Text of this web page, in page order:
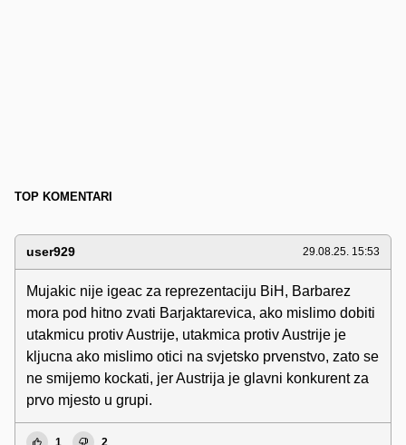
TOP KOMENTARI
user929 29.08.25. 15:53
Mujakic nije igeac za reprezentaciju BiH, Barbarez
mora pod hitno zvati Barjaktarevica, ako mislimo dobiti
utakmicu protiv Austrije, utakmica protiv Austrije je
kljucna ako mislimo otici na svjetsko prvenstvo, zato se
ne smijemo kockati, jer Austrija je glavni konkurent za
prvo mjesto u grupi.
1 2